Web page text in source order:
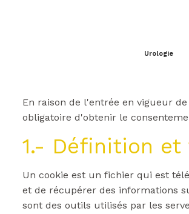
Urologie
En raison de l'entrée en vigueur
obligatoire d'obtenir le
1.- Définition
Un cookie est un fichier qui est
et de récupérer des informations
sont des outils utilisés par les